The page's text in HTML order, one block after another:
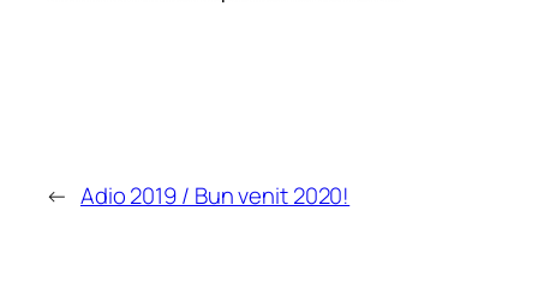
← Adio 2019 / Bun venit 2020!